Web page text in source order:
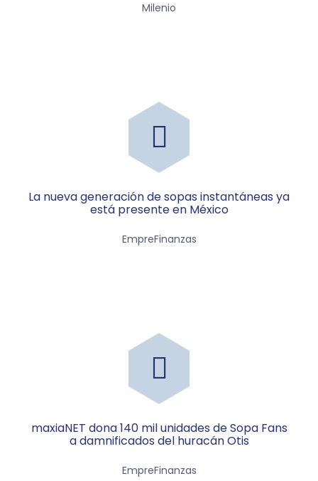
Milenio
La nueva generación de sopas instantáneas ya
está presente en México
EmpreFinanzas
maxiaNET dona 140 mil unidades de Sopa Fans
a damnificados del huracán Otis
EmpreFinanzas